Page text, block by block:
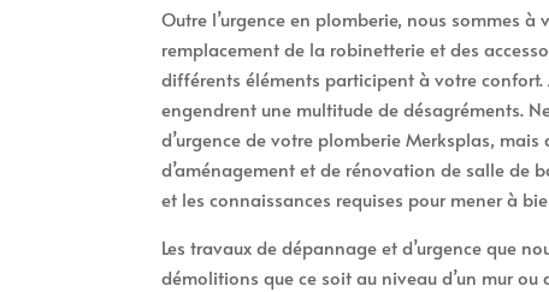
Outre l’urgence en plomberie, nous sommes
remplacement de la robinetterie et des
différents éléments participent à votre
engendrent une multitude de désagréments.
d’urgence de votre plomberie Merksplas,
d’aménagement et de rénovation de salle de
et les connaissances requises pour mener à
Les travaux de dépannage et d’urgence que
démolitions que ce soit au niveau d’un mur ou